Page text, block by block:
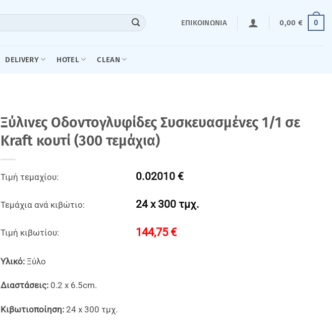
ΕΠΙΚΟΙΝΩΝΊΑ 0,00 € 0
DELIVERY HOTEL CLEAN
Ξύλινες Οδοντογλυφίδες Συσκευασμένες 1/1 σε
Kraft κουτί (300 τεμάχια)
Τιμή τεμαχίου: 0.02010 €
Τεμάχια ανά κιβώτιο: 24 x 300 τμχ.
Τιμή κιβωτίου: 144,75 €
Υλικό: Ξύλο
Διαστάσεις: 0.2 x 6.5cm.
Κιβωτιοποίηση: 24 x 300 τμχ.